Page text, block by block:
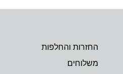
החזרות והחלפות
משלוחים